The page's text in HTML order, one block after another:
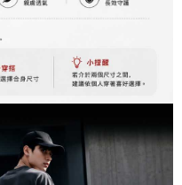
別帳號之用戶狀況，依本公司即
足之情形，本公司將視審查結果
註冊。若發現惡意使用之情形，
使用額度並採取法律行動。